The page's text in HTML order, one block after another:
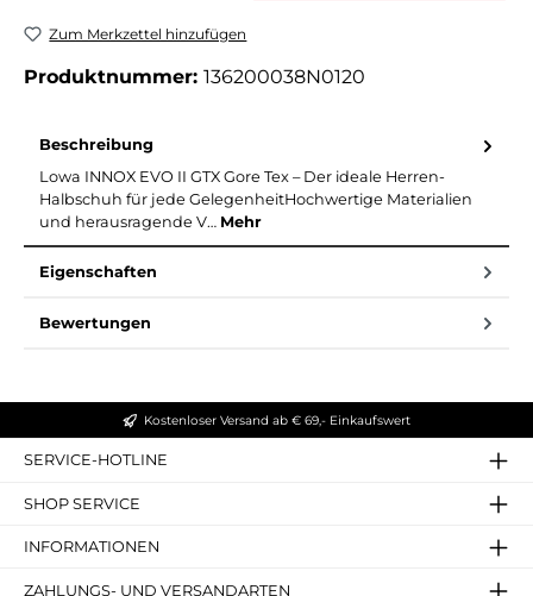
Zum Merkzettel hinzufügen
Produktnummer: 136200038N0120
Beschreibung
Lowa INNOX EVO II GTX Gore Tex – Der ideale Herren-
Halbschuh für jede GelegenheitHochwertige Materialien
und herausragende V… Mehr
Eigenschaften
Bewertungen
Kostenloser Versand ab € 69,- Einkaufswert
SERVICE-HOTLINE
SHOP SERVICE
INFORMATIONEN
ZAHLUNGS- UND VERSANDARTEN